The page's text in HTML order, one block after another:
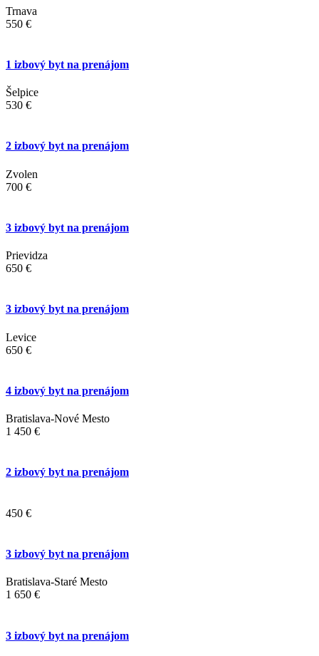
Trnava
550 €
1 izbový byt na prenájom
Šelpice
530 €
2 izbový byt na prenájom
Zvolen
700 €
3 izbový byt na prenájom
Prievidza
650 €
3 izbový byt na prenájom
Levice
650 €
4 izbový byt na prenájom
Bratislava-Nové Mesto
1 450 €
2 izbový byt na prenájom
450 €
3 izbový byt na prenájom
Bratislava-Staré Mesto
1 650 €
3 izbový byt na prenájom